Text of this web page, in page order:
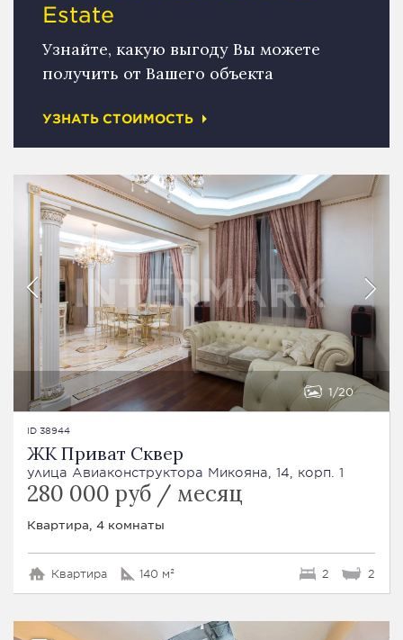
Estate
Узнайте, какую выгоду Вы можете
получить от Вашего объекта
УЗНАТЬ СТОИМОСТЬ
1 20
ID 38944
ЖК Приват Сквер
улица Авиаконструктора Микояна, 14, корп. 1
280 000 руб / месяц
Квартира, 4 комнаты
Квартира 140 м² 2 2